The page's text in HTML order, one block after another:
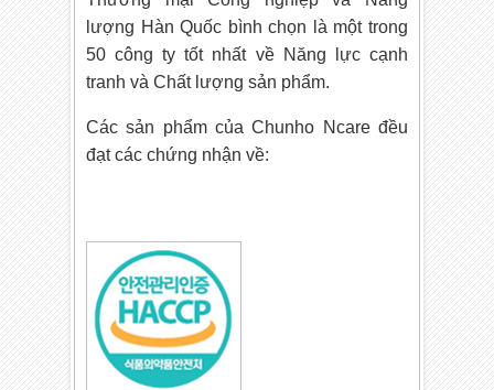
lượng Hàn Quốc bình chọn là một trong
50 công ty tốt nhất về Năng lực cạnh
tranh và Chất lượng sản phẩm.
Các sản phẩm của Chunho Ncare đều
đạt các chứng nhận về: